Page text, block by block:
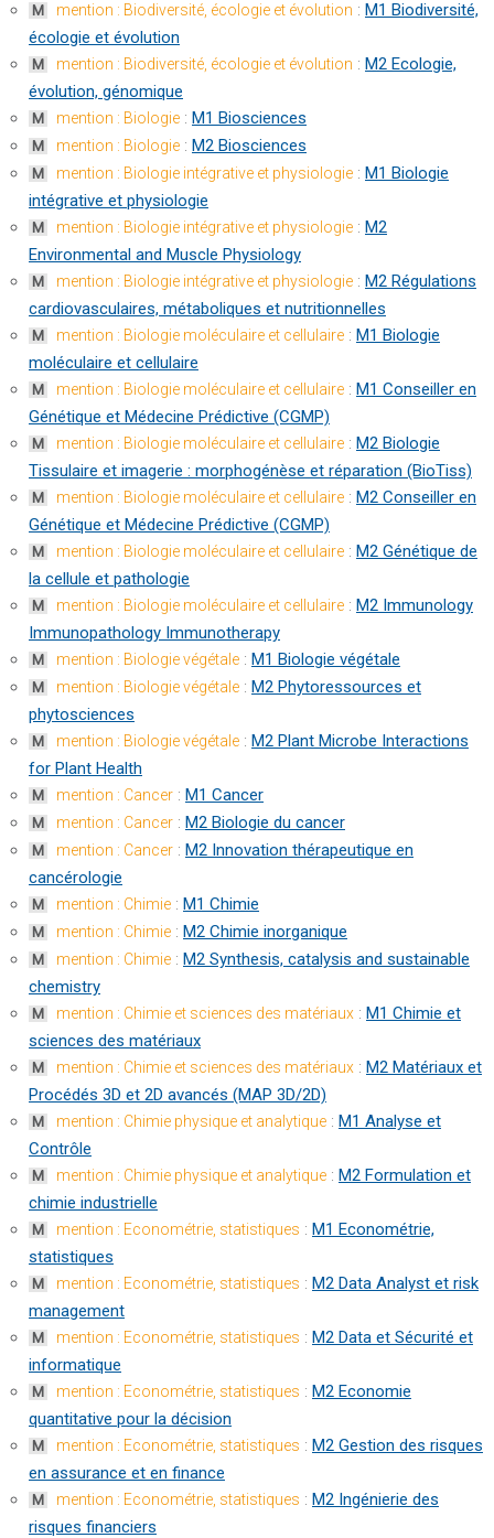
M mention : Biodiversité, écologie et évolution : M1 Biodiversité,
écologie et évolution
M mention : Biodiversité, écologie et évolution : M2 Ecologie,
évolution, génomique
M mention : Biologie : M1 Biosciences
M mention : Biologie : M2 Biosciences
M mention : Biologie intégrative et physiologie : M1 Biologie
intégrative et physiologie
M mention : Biologie intégrative et physiologie : M2
Environmental and Muscle Physiology
M mention : Biologie intégrative et physiologie : M2 Régulations
cardiovasculaires, métaboliques et nutritionnelles
M mention : Biologie moléculaire et cellulaire : M1 Biologie
moléculaire et cellulaire
M mention : Biologie moléculaire et cellulaire : M1 Conseiller en
Génétique et Médecine Prédictive (CGMP)
M mention : Biologie moléculaire et cellulaire : M2 Biologie
Tissulaire et imagerie : morphogénèse et réparation (BioTiss)
M mention : Biologie moléculaire et cellulaire : M2 Conseiller en
Génétique et Médecine Prédictive (CGMP)
M mention : Biologie moléculaire et cellulaire : M2 Génétique de
la cellule et pathologie
M mention : Biologie moléculaire et cellulaire : M2 Immunology
Immunopathology Immunotherapy
M mention : Biologie végétale : M1 Biologie végétale
M mention : Biologie végétale : M2 Phytoressources et
phytosciences
M mention : Biologie végétale : M2 Plant Microbe Interactions
for Plant Health
M mention : Cancer : M1 Cancer
M mention : Cancer : M2 Biologie du cancer
M mention : Cancer : M2 Innovation thérapeutique en
cancérologie
M mention : Chimie : M1 Chimie
M mention : Chimie : M2 Chimie inorganique
M mention : Chimie : M2 Synthesis, catalysis and sustainable
chemistry
M mention : Chimie et sciences des matériaux : M1 Chimie et
sciences des matériaux
M mention : Chimie et sciences des matériaux : M2 Matériaux et
Procédés 3D et 2D avancés (MAP 3D/2D)
M mention : Chimie physique et analytique : M1 Analyse et
Contrôle
M mention : Chimie physique et analytique : M2 Formulation et
chimie industrielle
M mention : Econométrie, statistiques : M1 Econométrie,
statistiques
M mention : Econométrie, statistiques : M2 Data Analyst et risk
management
M mention : Econométrie, statistiques : M2 Data et Sécurité et
informatique
M mention : Econométrie, statistiques : M2 Economie
quantitative pour la décision
M mention : Econométrie, statistiques : M2 Gestion des risques
en assurance et en finance
M mention : Econométrie, statistiques : M2 Ingénierie des
risques financiers